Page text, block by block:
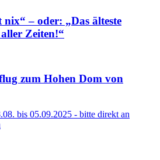
– oder: „Das älteste
Zeiten!“
zum Hohen Dom von